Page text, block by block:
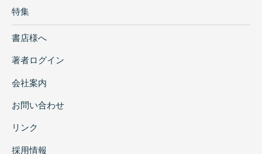
特集
書店様へ
著者ログイン
会社案内
お問い合わせ
リンク
採用情報